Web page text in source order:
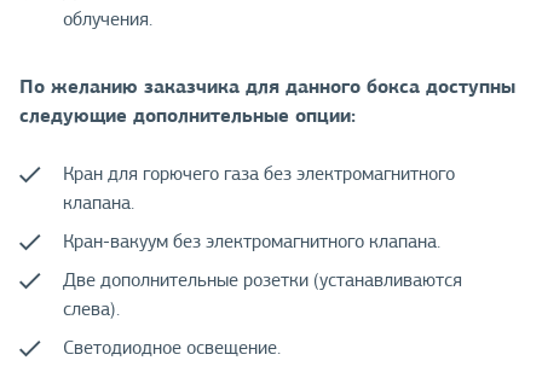
облучения.
По желанию заказчика для данного бокса доступны
следующие дополнительные опции:
Кран для горючего газа без электромагнитного
клапана.
Кран-вакуум без электромагнитного клапана.
Две дополнительные розетки (устанавливаются
слева).
Светодиодное освещение.